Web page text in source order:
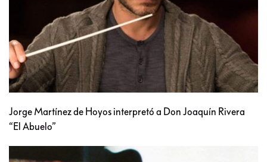
Jorge Martínez de Hoyos interpretó a Don Joaquín Rivera
“El Abuelo”